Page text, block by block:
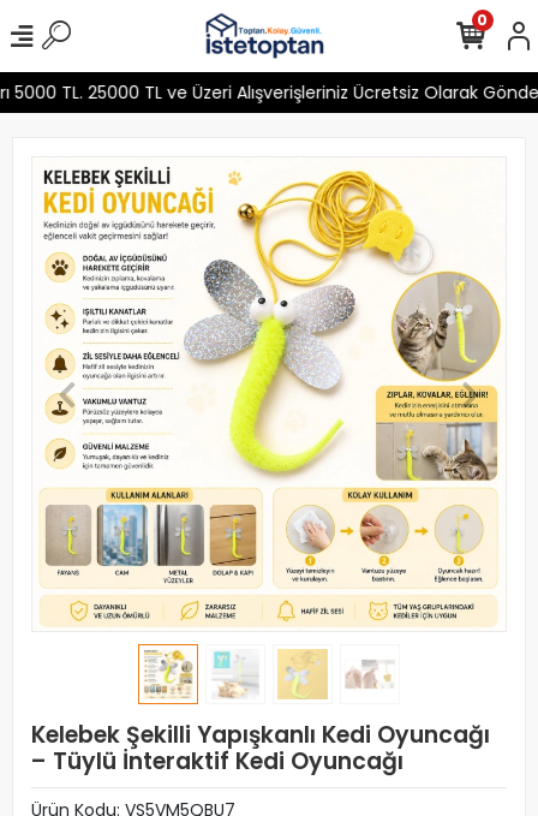
TL. 25000 TL ve Üzeri Alışverişleriniz Ücretsiz Olarak
0
Kelebek Şekilli Yapışkanlı Kedi Oyuncağı
– Tüylü İnteraktif Kedi Oyuncağı
Ürün Kodu: VS5VM5QBU7